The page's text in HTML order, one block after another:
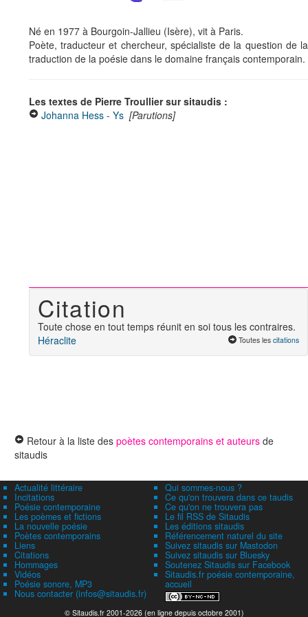
Né en 1977 à Bourgoin-Jallieu (Isère), vit à Paris.
Poète, traducteur et chercheur, spécialiste de la question de la
traduction de la poésie dans le domaine français contemporain.
Les textes de Pierre Troullier sur sitaudis :
Johanna Hess - Ys [Parutions]
Citation
Toute chose en tout temps réunit en soi tous les contraires.
Héraclite
Toutes les citations
Retour à la liste des poètes contemporains et auteurs de
sitaudis
Actualité littéraire
Incitations
Poésie contemporaine
Les poèmes et fictions
La nouvelle poésie
Poètes contemporains
Liens
Citations
Hommages
Vidéos
Poésie sonore, MP3
Nous contacter (infos@sitaudis.fr)
Qui sommes-nous ?
Ce qu'on trouvera dans ce taudis
Ce qu'on ne trouvera pas
Le fil RSS de Sitaudis
Les éditions sitaudis
Référencement naturel du site
Suivez sitaudis sur Mastodon
Suivez sitaudis sur Bluesky
Soutenez Sitaudis sur Facebook
Sitaudis.fr poésie contemporaine,
accueil
© Sitaudis.fr 2001-2026 (en ligne depuis octobre 2001)